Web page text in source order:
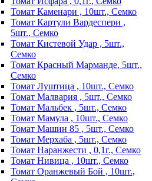
Томат Каменари , 10шт., Семко
Томат Картули Вардеспери ,
5шт., Семко
Томат Кистевой Удар , 5шт.,
Семко
Томат Красный Марманде, 5шт.,
Семко
Томат Луштица , 10шт., Семко
Томат Малвария , 5шт., Семко
Томат Мальбек , 5шт., Семко
Томат Мамула , 10шт., Семко
Томат Машин 85 , 5шт., Семко
Томат Мерхаба , 5шт., Семко
Томат Наранжести , 0,1г., Семко
Томат Нивица , 10шт., Семко
Томат Оранжевый Бой , 10шт.,